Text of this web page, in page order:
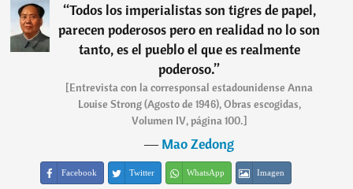
“Todos los imperialistas son tigres de papel,
parecen poderosos pero en realidad no lo son
tanto, es el pueblo el que es realmente
poderoso.”
[Entrevista con la corresponsal estadounidense Anna
Louise Strong (Agosto de 1946), Obras escogidas,
Volumen IV, página 100.]
―Mao Zedong
Facebook Twitter WhatsApp Imagen